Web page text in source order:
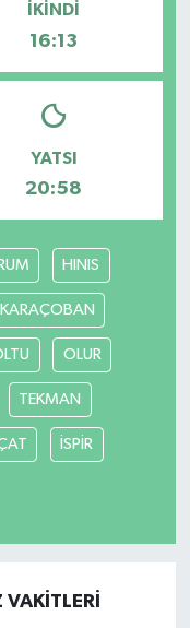
İKINDI
16:13
YATSI
20:58
HINIS
KARAÇOBAN
OLUR
TEKMAN
İSPİR